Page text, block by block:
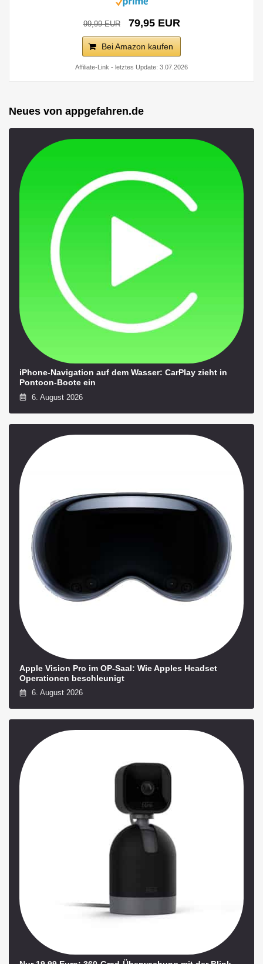
99,99 EUR 79,95 EUR
Bei Amazon kaufen
Affiliate-Link - letztes Update: 3.07.2026
Neues von appgefahren.de
iPhone-Navigation auf dem Wasser: CarPlay zieht in
Pontoon-Boote ein
6. August 2026
Apple Vision Pro im OP-Saal: Wie Apples Headset
Operationen beschleunigt
6. August 2026